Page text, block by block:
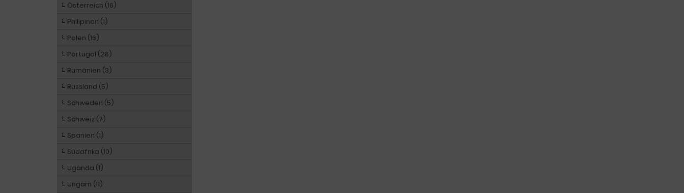
Österreich (16)
Philipinen (1)
Polen (16)
Portugal (28)
Rumänien (3)
Russland (5)
Schweden (5)
Schweiz (7)
Spanien (1)
Südafrika (10)
Uganda (1)
Ungarn (11)